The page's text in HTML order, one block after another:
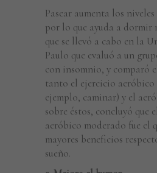
Pasear aumenta los
por lo que ayuda a dormir
que se llevó a cabo en la
Paulo que evaluó a un
con insomnio, y comparó
tanto el ejercicio
ejemplo, caminar) y el
sobre éstos, concluyó que
aeróbico moderado fue el
mayores beneficios
sueño.